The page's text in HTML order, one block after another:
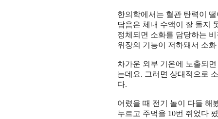
한의학에서는 혈관 탄력이
담음은 체내 수액이 잘 돌지
정체되면 소화를 담당하는
위장의 기능이 저하돼서 소
차가운 외부 기온에 노출되
는데요. 그러면 상대적으로
다.
어렸을 때 전기 놀이 다들 해
누르고 주먹을 10번 쥐었다